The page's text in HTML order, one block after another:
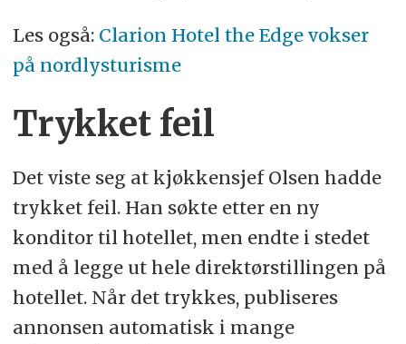
Les også: Clarion Hotel the Edge vokser
på nordlysturisme
Trykket feil
Det viste seg at kjøkkensjef Olsen hadde
trykket feil. Han søkte etter en ny
konditor til hotellet, men endte i stedet
med å legge ut hele direktørstillingen på
hotellet. Når det trykkes, publiseres
annonsen automatisk i mange